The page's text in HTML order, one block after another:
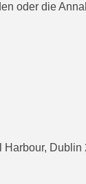
oder die
Dublin